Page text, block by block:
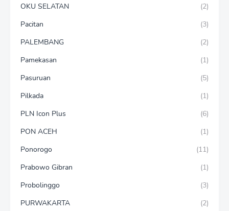
OKU SELATAN
(2)
Pacitan
(3)
PALEMBANG
(2)
Pamekasan
(1)
Pasuruan
(5)
Pilkada
(1)
PLN Icon Plus
(6)
PON ACEH
(1)
Ponorogo
(11)
Prabowo Gibran
(1)
Probolinggo
(3)
PURWAKARTA
(2)